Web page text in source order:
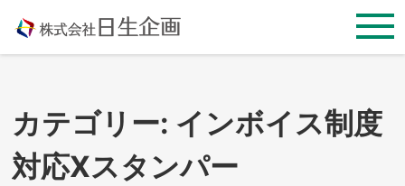
content
カテゴリー: インボイス制度
対応Xスタンパー